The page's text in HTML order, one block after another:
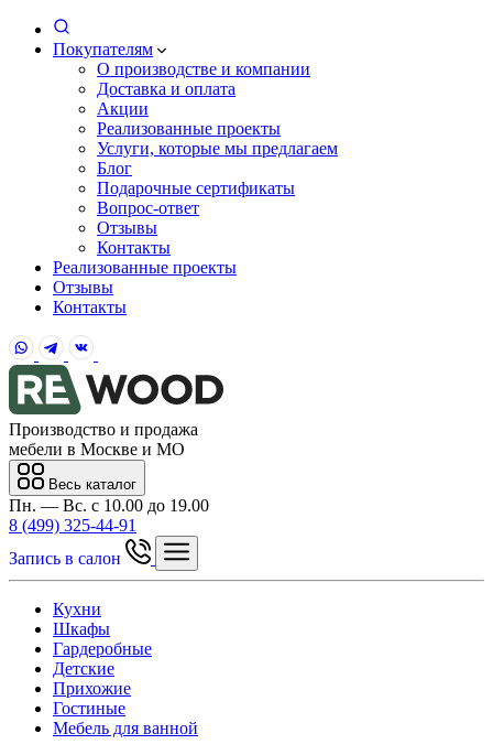
Покупателям
О производстве и компании
Доставка и оплата
Акции
Реализованные проекты
Услуги, которые мы предлагаем
Блог
Подарочные сертификаты
Вопрос-ответ
Отзывы
Контакты
Реализованные проекты
Отзывы
Контакты
Производство и продажа
мебели в Москве и МО
Весь каталог
Пн. — Вс. с 10.00 до 19.00
8 (499) 325-44-91
Запись в салон
Кухни
Шкафы
Гардеробные
Детские
Прихожие
Гостиные
Мебель для ванной